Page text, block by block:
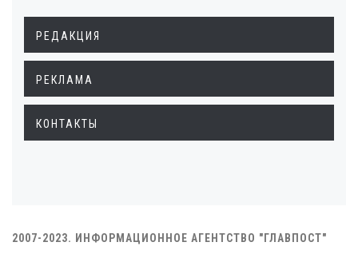
РЕДАКЦИЯ
РЕКЛАМА
КОНТАКТЫ
2007-2023. ИНФОРМАЦИОННОЕ АГЕНТСТВО "ГЛАВПОСТ"